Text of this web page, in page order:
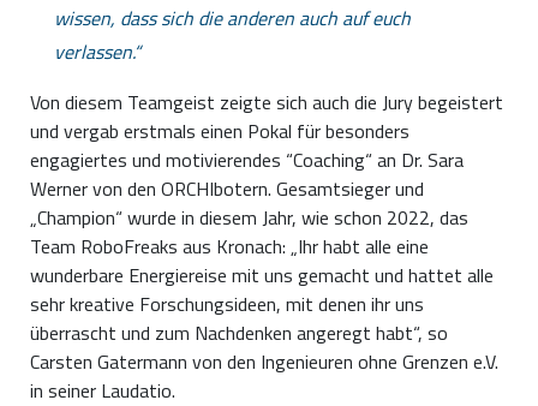
wissen, dass sich die anderen auch auf euch
verlassen.
Von diesem Teamgeist zeigte sich auch die Jury begeistert
und vergab erstmals einen Pokal für besonders
engagiertes und motivierendes “Coaching“ an Dr. Sara
Werner von den ORCHIbotern. Gesamtsieger und
„Champion“ wurde in diesem Jahr, wie schon 2022, das
Team RoboFreaks aus Kronach: „Ihr habt alle eine
wunderbare Energiereise mit uns gemacht und hattet alle
sehr kreative Forschungsideen, mit denen ihr uns
überrascht und zum Nachdenken angeregt habt“, so
Carsten Gatermann von den Ingenieuren ohne Grenzen e.V.
in seiner Laudatio.